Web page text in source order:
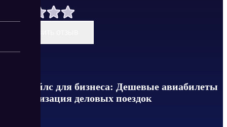
Авиасейлс для бизнеса: Дешевые авиабилеты
и организация деловых поездок